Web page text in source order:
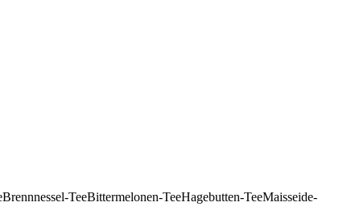
Brennnessel-TeeBittermelonen-TeeHagebutten-TeeMaisseide-